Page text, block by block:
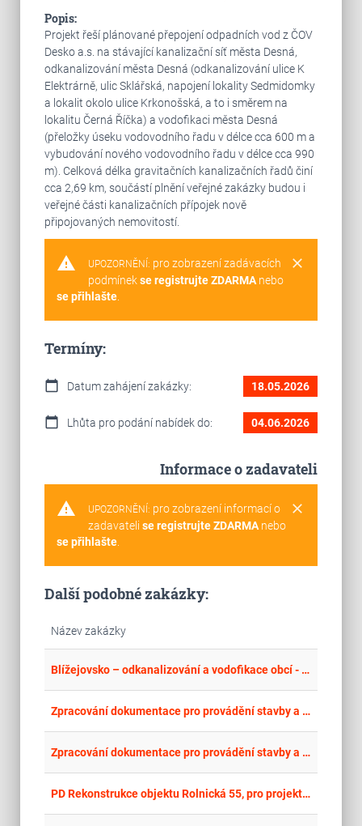
Popis:
Projekt řeší plánované přepojení odpadních vod z ČOV
Desko a.s. na stávající kanalizační síť města Desná,
odkanalizování města Desná (odkanalizování ulice K
Elektrárně, ulic Sklářská, napojení lokality Sedmidomky
a lokalit okolo ulice Krkonošská, a to i směrem na
lokalitu Černá Říčka) a vodofikaci města Desná
(přeložky úseku vodovodního řadu v délce cca 600 m a
vybudování nového vodovodního řadu v délce cca 990
m). Celková délka gravitačních kanalizačních řadů činí
cca 2,69 km, součástí plnění veřejné zakázky budou i
veřejné části kanalizačních přípojek nově
připojovaných nemovitostí.
warning clear
UPOZORNĚNÍ: pro zobrazení zadávacích
podmínekse registrujte ZDARMAnebo
se přihlašte.
Termíny:
calendar_today Datum zahájení zakázky: 18.05.2026
calendar_today Lhůta pro podání nabídek do: 04.06.2026
Informace o zadavateli
warning clear
UPOZORNĚNÍ: pro zobrazení informací o
zadavateli se registrujte ZDARMAnebo
se přihlašte.
Další podobné zakázky:
Název zakázky
Blížejovsko – odkanalizování a vodofikace obcí - DSP, IČ SP, DPS, Admin, AD
Zpracování dokumentace pro provádění stavby a dozor projektanta na akci „Výletiště Písek
Zpracování dokumentace pro provádění stavby a dozor projektanta na akci „Obecní úřad Písek
PD Rekonstrukce objektu Rolnická 55, pro projekt Obnovy areálu domova se zvláštním režimem SILOE v Ostravě